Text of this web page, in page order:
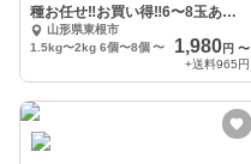
種お任せ‼︎お買い得‼︎6〜8玉あか
つき、川中島
山形県東根市
1.5kg〜2kg 6個〜8個 〜 1,980円 〜
+送料965円